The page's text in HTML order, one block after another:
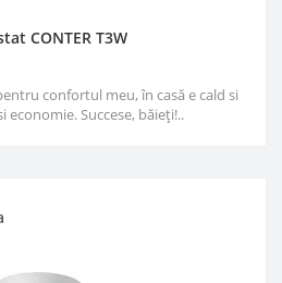
CONTER T3W
confortul meu, în casă e cald si
economie. Succese, băieți!..